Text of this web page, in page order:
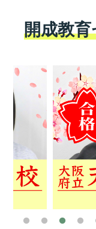
開成教